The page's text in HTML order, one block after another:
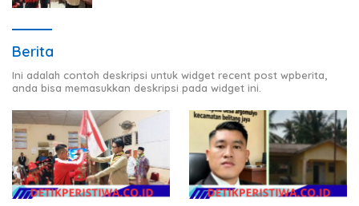
Berita
Ini adalah contoh deskripsi untuk widget recent post wpberita,
anda bisa memasukkan deskripsi pada widget ini.